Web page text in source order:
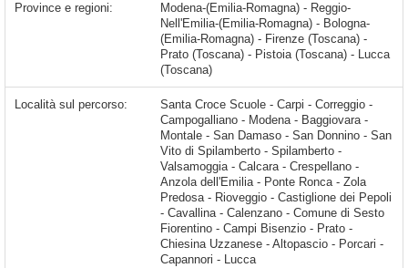
Province e regioni:
Modena-(Emilia-Romagna) - Reggio-
Nell'Emilia-(Emilia-Romagna) - Bologna-
(Emilia-Romagna) - Firenze (Toscana) -
Prato (Toscana) - Pistoia (Toscana) - Lucca
(Toscana)
Località sul percorso:
Santa Croce Scuole - Carpi - Correggio -
Campogalliano - Modena - Baggiovara -
Montale - San Damaso - San Donnino - San
Vito di Spilamberto - Spilamberto -
Valsamoggia - Calcara - Crespellano -
Anzola dell'Emilia - Ponte Ronca - Zola
Predosa - Rioveggio - Castiglione dei Pepoli
- Cavallina - Calenzano - Comune di Sesto
Fiorentino - Campi Bisenzio - Prato -
Chiesina Uzzanese - Altopascio - Porcari -
Capannori - Lucca